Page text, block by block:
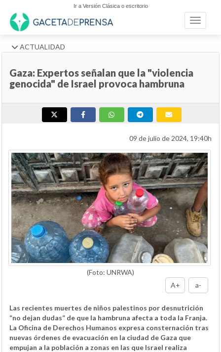
Ir a Versión Clásica o escritorio
Toggle
ACTUALIDAD
Gaza: Expertos señalan que la "violencia
genocida" de Israel provoca hambruna
09 de julio de 2024, 19:40h
(Foto: UNRWA)
A+
a-
Las recientes muertes de niños palestinos por desnutrición
“no dejan dudas” de que la hambruna afecta a toda la Franja.
La Oficina de Derechos Humanos expresa consternación tras
nuevas órdenes de evacuación en la ciudad de Gaza que
empujan a la población a zonas en las que Israel realiza